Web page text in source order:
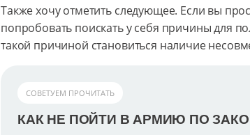
Также хочу отметить следующее. Если вы
попробовать поискать у себя причины для
такой причиной становиться наличие
СОВЕТУЕМ ПРОЧИТАТЬ
КАК НЕ ПОЙТИ В АРМИЮ ПО